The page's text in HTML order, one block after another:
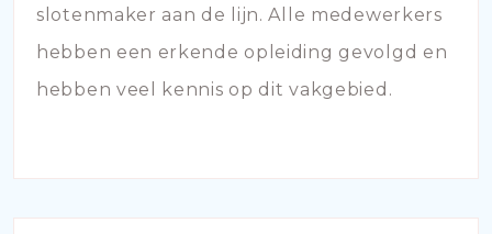
slotenmaker aan de lijn. Alle medewerkers
hebben een erkende opleiding gevolgd en
hebben veel kennis op dit vakgebied.